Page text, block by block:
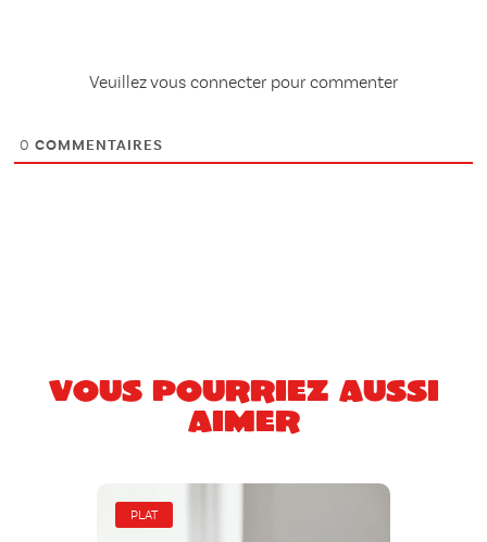
Veuillez vous connecter pour commenter
0 COMMENTAIRES
Vous pourriez aussi
aimer
PLAT